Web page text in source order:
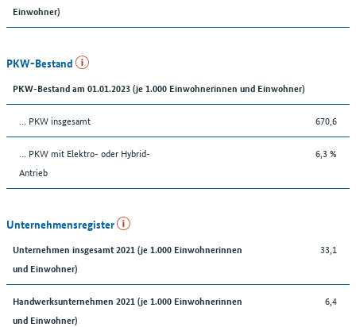
Einwohner)
PKW-Bestand
PKW-Bestand am 01.01.2023 (je 1.000 Einwohnerinnen und Einwohner)
… PKW insgesamt 670,6
… PKW mit Elektro- oder Hybrid-
Antrieb
6,3 %
Unternehmensregister
Unternehmen insgesamt 2021 (je 1.000 Einwohnerinnen
und Einwohner)
33,1
Handwerksunternehmen 2021 (je 1.000 Einwohnerinnen
und Einwohner)
6,4